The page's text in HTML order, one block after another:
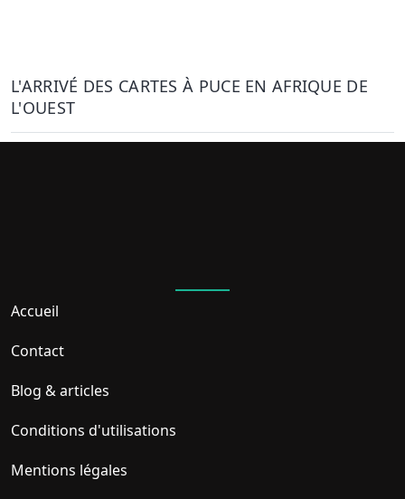
L'ARRIVÉ DES CARTES À PUCE EN AFRIQUE DE
L'OUEST
Accueil
Contact
Blog & articles
Conditions d'utilisations
Mentions légales